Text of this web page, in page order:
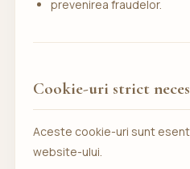
prevenirea fraudelor.
Cookie-uri strict
Aceste cookie-uri sunt
website-ului.